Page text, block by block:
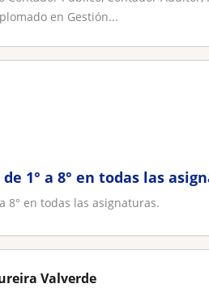
en Gestión...
1° a 8° en todas las
8° en todas las asignaturas.
Valverde